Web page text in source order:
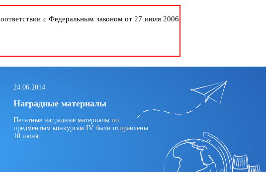
с Федеральным законом от 27 июля 2006
24.06.2014
Наградные материалы
Печатные наградные материалы по
предментым конкурсам IV были отправлены
10 июня.